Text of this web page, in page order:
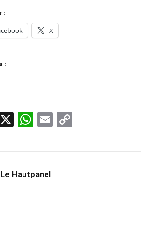
:
X
:
X WhatsApp
Email
Le Hautpanel